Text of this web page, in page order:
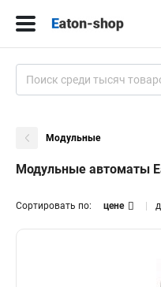
Модульные
Модульные автоматы
Сортировать по: цене